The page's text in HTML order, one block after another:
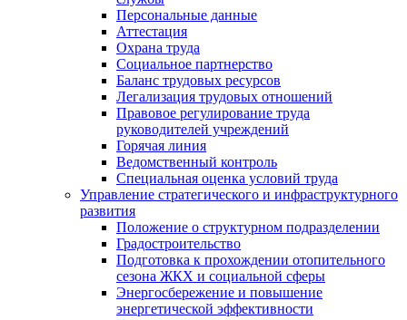
Персональные данные
Аттестация
Охрана труда
Социальное партнерство
Баланс трудовых ресурсов
Легализация трудовых отношений
Правовое регулирование труда
руководителей учреждений
Горячая линия
Ведомственный контроль
Специальная оценка условий труда
Управление стратегического и инфраструктурного
развития
Положение о структурном подразделении
Градостроительство
Подготовка к прохождении отопительного
сезона ЖКХ и социальной сферы
Энергосбережение и повышение
энергетической эффективности